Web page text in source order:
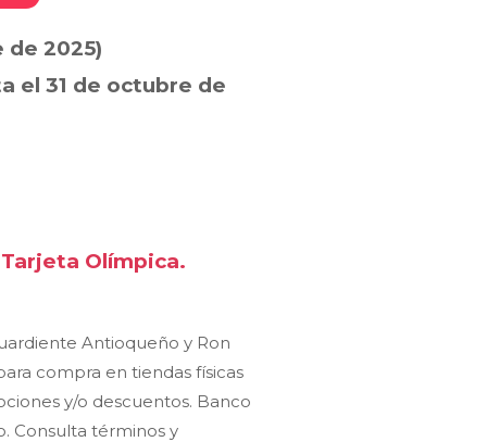
de 2025)
el 31 de octubre de
Olímpica.
Antioqueño y Ron
compra en tiendas físicas
y/o descuentos. Banco
Consulta términos y